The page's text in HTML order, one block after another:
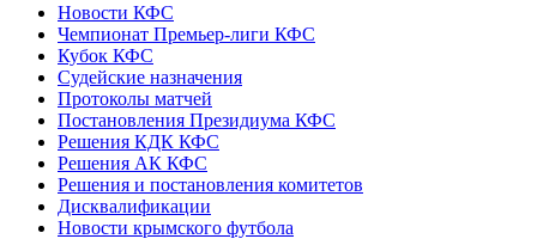
Новости КФС
Чемпионат Премьер-лиги КФС
Кубок КФС
Судейские назначения
Протоколы матчей
Постановления Президиума КФС
Решения КДК КФС
Решения АК КФС
Решения и постановления комитетов
Дисквалификации
Новости крымского футбола